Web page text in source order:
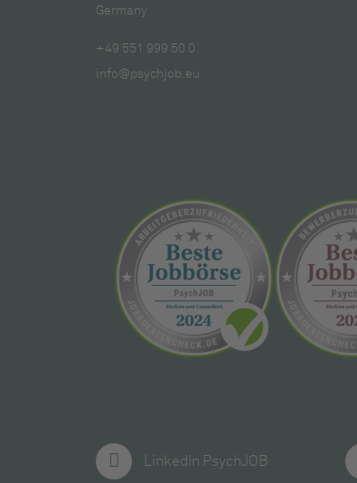
Germany
+49 551 999 50 0
info@psychjob.eu
LinkedIn PsychJOB